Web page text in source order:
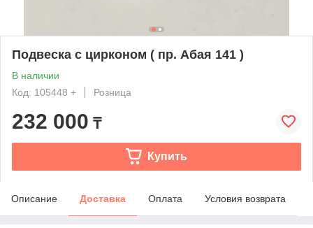
Подвеска с цирконом ( пр. Абая 141 )
В наличии
Код: 105448 +
Розница
232 000 ₸
Купить
Описание Доставка Оплата Условия возврата